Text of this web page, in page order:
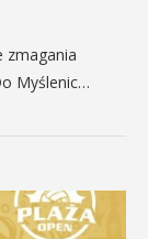
zmagania
Myślenic…